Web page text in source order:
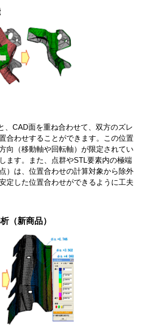
、CAD面を重ね合わせて、双方のズレ
合わせすることができます。この位置
向（移動軸や回転軸）が限定されてい
ます。また、点群やSTL要素内の極端
）は、位置合わせの計算対象から除外
定した位置合わせができるように工夫
（新商品）